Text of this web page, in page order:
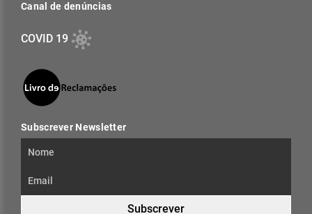
Canal de denúncias
COVID 19
Subscrever Newsletter
Subscrever